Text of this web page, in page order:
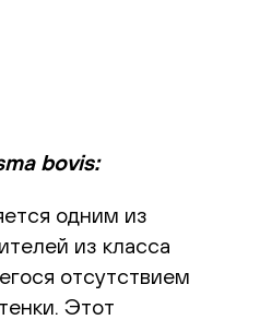
bovis:
одним из
из класса
отсутствием
Этот